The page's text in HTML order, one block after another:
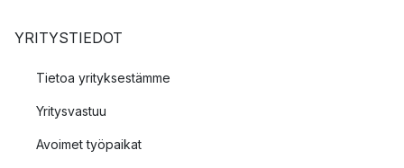
YRITYSTIEDOT
Tietoa yrityksestämme
Yritysvastuu
Avoimet työpaikat